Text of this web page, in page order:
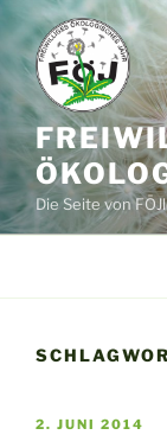
Inhalt
springen
Die Seite von
2. JUNI 2014